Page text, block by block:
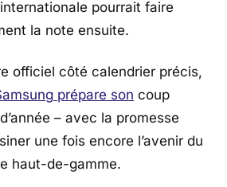
pourrait faire
la note ensuite.
officiel côté calendrier précis,
prépare son coup
– avec la promesse
une fois encore l’avenir du
haut-de-gamme.